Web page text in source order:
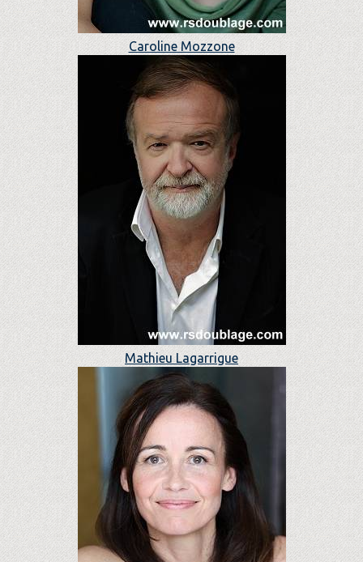
Caroline Mozzone
Mathieu Lagarrigue